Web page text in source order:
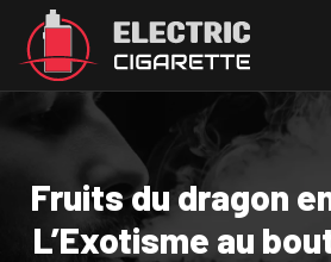
Fruits du dragon
L’Exotisme au